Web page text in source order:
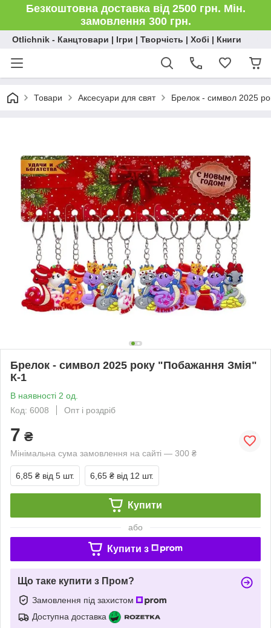
Безкоштовна доставка від 2500 грн. Мін.
замовлення 300 грн.
Otlichnik - Канцтовари | Ігри | Творчість | Хобі | Книги
Товари Аксесуари для свят Брелок - символ 2025
Брелок - символ 2025 року "Побажання Змія"
К-1
В наявності 2 од.
Код: 6008
Опт і роздріб
7 ₴
Мінімальна сума замовлення на сайті — 300 ₴
6,85 ₴ від 5 шт. 6,65 ₴ від 12 шт.
Купити
або
Купити з
Що таке купити з Пром?
Замовлення під захистом
Доступна доставка